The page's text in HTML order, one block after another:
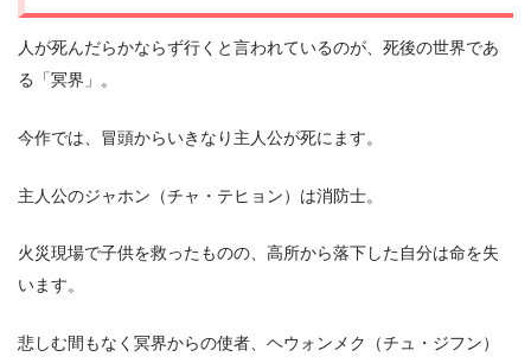
人が死んだらかならず行くと言われているのが、死後の世界であ
る「冥界」。
今作では、冒頭からいきなり主人公が死にます。
主人公のジャホン（チャ・テヒョン）は消防士。
火災現場で子供を救ったものの、高所から落下した自分は命を失
います。
悲しむ間もなく冥界からの使者、ヘウォンメク（チュ・ジフン）